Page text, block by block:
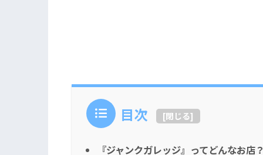
目次 [閉じる]
『ジャンクガレッジ』ってどんなお店